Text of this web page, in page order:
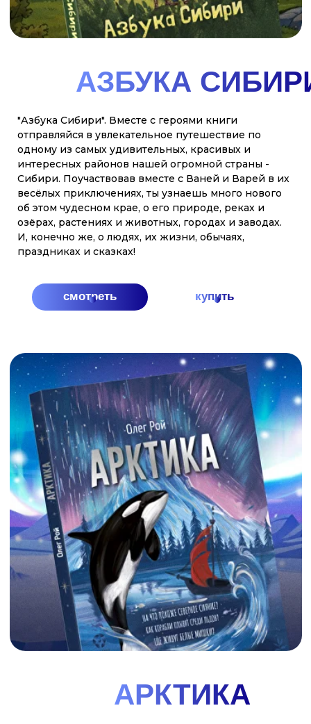
смотреть купить
купить
Главные герои - Варя, Ваня и собака Лайка - вместе
с оленёнком Лёней проведут читателей по всем
каждой главы - задание, которое поможет
закрепить знания. Красочные иллюстрации Ольги
Графовой как нельзя лучше передают красоту
севера.
ГДЕ
КУПИТЬ
НАШИ
АЗБУКИ?
ЗДЕСЬ НАШ ДОМ И
МЫ СЕМЬЯ! ТЫ И Я! РОССИЯ - ЭТО МЫ